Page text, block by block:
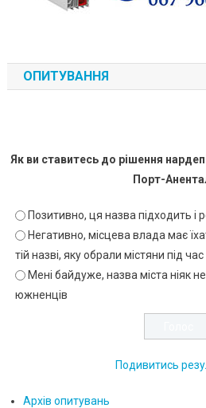
ОПИТУВАННЯ
Як ви ставитесь до рішення
Порт-
Позитивно, ця назва підходить і
Негативно, місцева влада має
тій назві, яку обрали містяни під
Мені байдуже, назва міста ніяк
южненців
Подивитись
Архів опитувань